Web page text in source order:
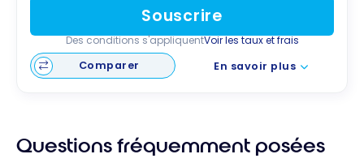
Souscrire
Des conditions s'appliquentVoir les taux et frais
Comparer
En savoir plus
Questions fréquemment posées